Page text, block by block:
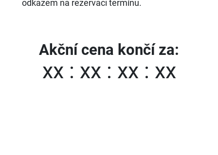
odkazem na rezervaci termínu.
Akční cena končí za:
xx : xx : xx : xx